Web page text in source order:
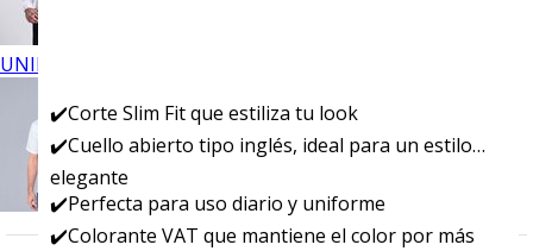
UNIFORMES
✔️Corte Slim Fit que estiliza tu look
✔️Cuello abierto tipo inglés, ideal para un estilo
elegante
✔️Perfecta para uso diario y uniforme
✔️Colorante VAT que mantiene el color por más